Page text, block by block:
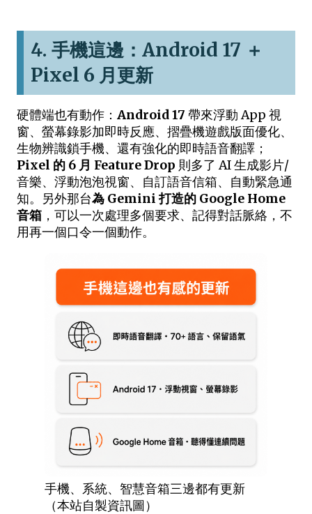
4. 手機這邊：Android 17 ＋
Pixel 6 月更新
硬體端也有動作： Android 17 帶來浮動 App 視
窗、螢幕錄影加即時反應、摺疊機遊戲版面優化、
生物辨識鎖手機、還有強化的即時語音翻譯；
Pixel 的 6 月 Feature Drop 則多了 AI 生成影片/
音樂、浮動泡泡視窗、自訂語音信箱、自動緊急通
知。另外那台為 Gemini 打造的 Google Home
音箱 ，可以一次處理多個要求、記得對話脈絡，不
用再一個口令一個動作。
手機、系統、智慧音箱三邊都有更新
（本站自製資訊圖）